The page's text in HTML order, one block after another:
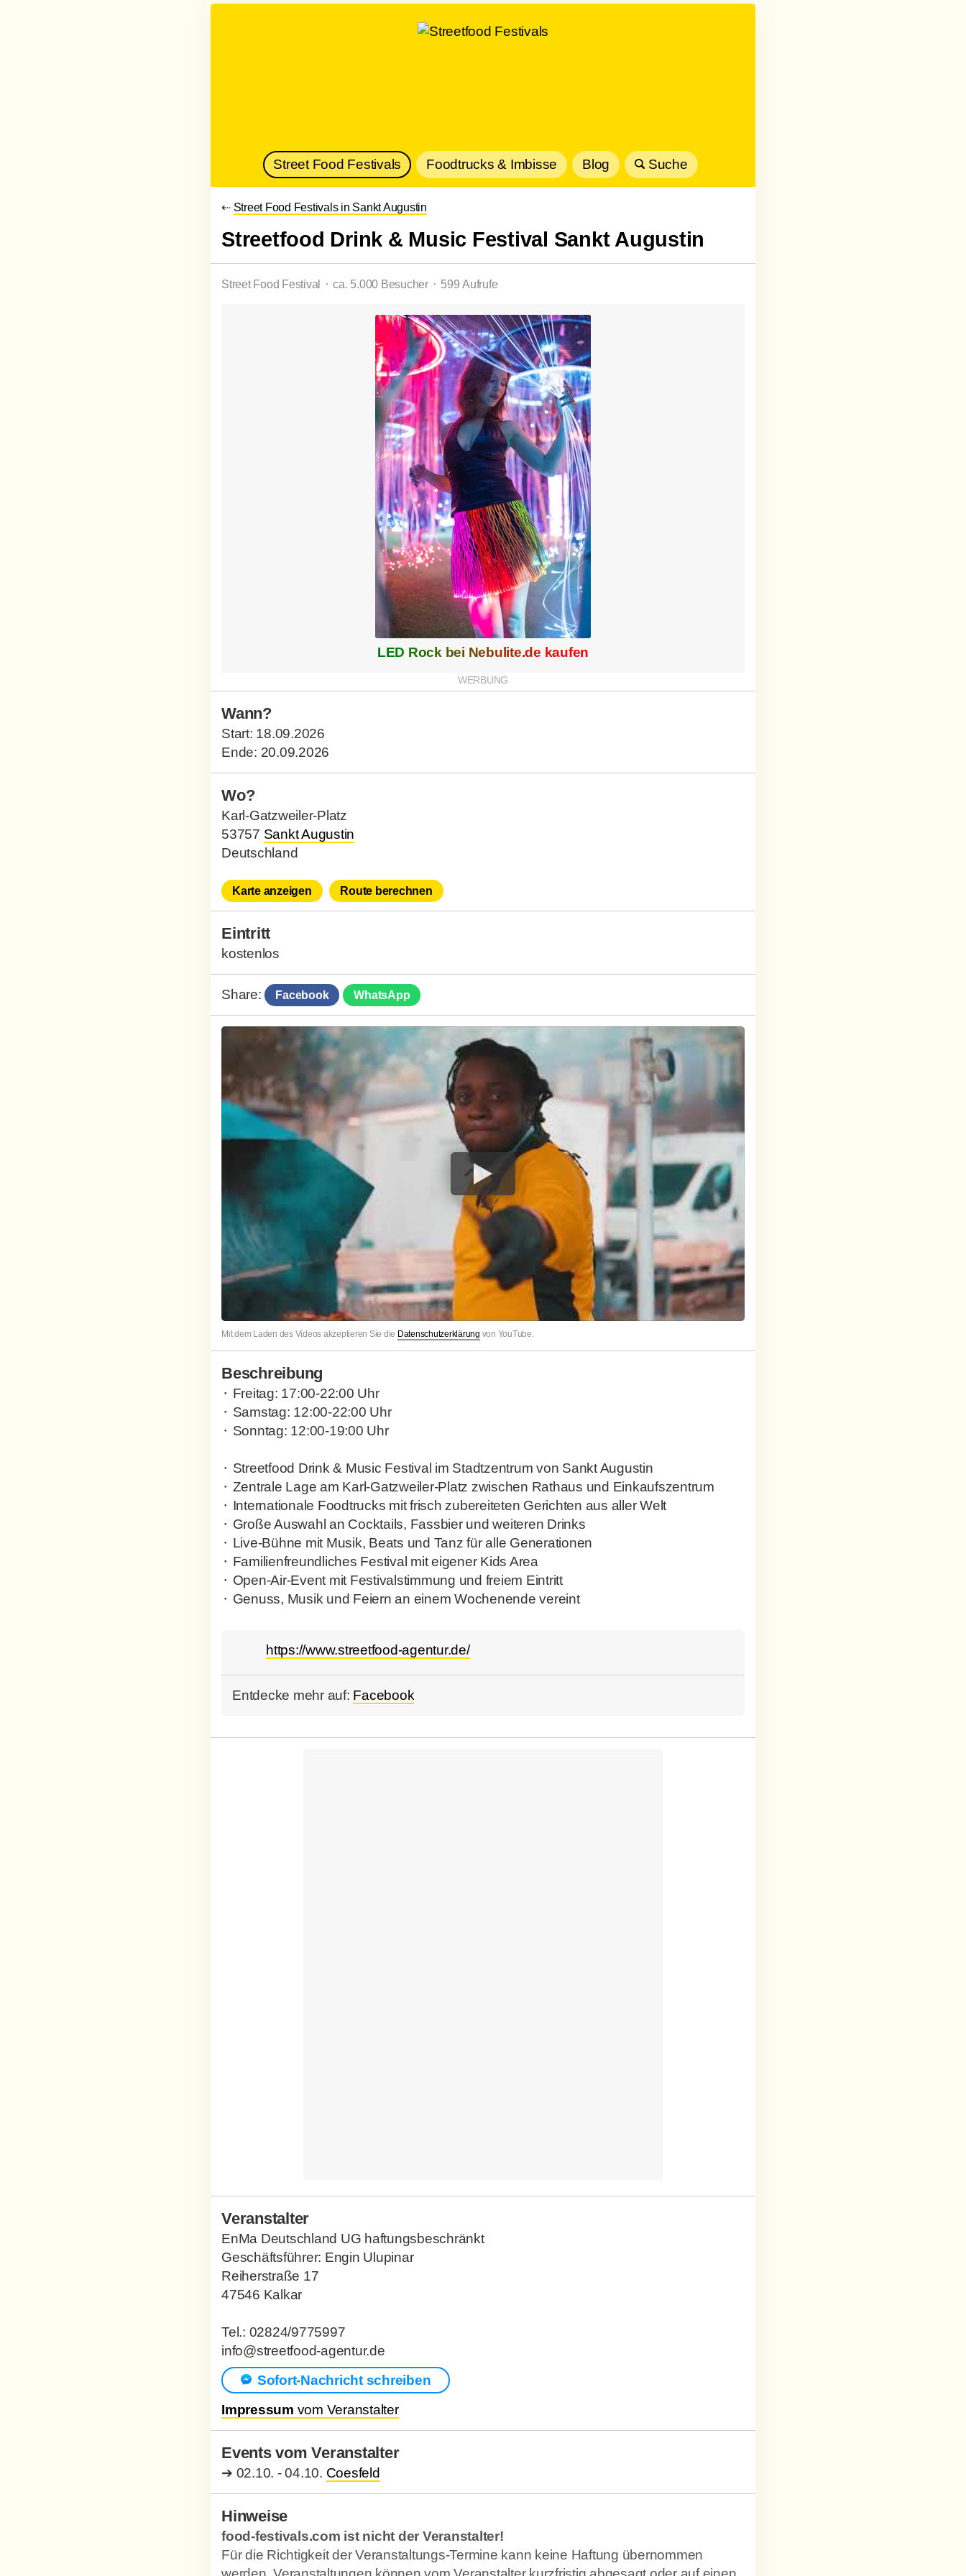
Street Food Festivals Foodtrucks & Imbisse Blog Suche
⇠ Street Food Festivals in Sankt Augustin
Streetfood Drink & Music Festival Sankt Augustin
Street Food Festival ⬝ ca. 5.000 Besucher ⬝ 599 Aufrufe
LED Rock bei Nebulite.de kaufen
Wann?
Start: 18.09.2026
Ende: 20.09.2026
Wo?
Karl-Gatzweiler-Platz
53757 Sankt Augustin
Deutschland
Karte anzeigen Route berechnen
Eintritt
kostenlos
Share: Facebook WhatsApp
Mit dem Laden des Videos akzeptieren Sie die Datenschutzerklärung von YouTube.
Beschreibung
⬝ Freitag: 17:00-22:00 Uhr
⬝ Samstag: 12:00-22:00 Uhr
⬝ Sonntag: 12:00-19:00 Uhr
⬝ Streetfood Drink & Music Festival im Stadtzentrum von Sankt Augustin
⬝ Zentrale Lage am Karl-Gatzweiler-Platz zwischen Rathaus und Einkaufszentrum
⬝ Internationale Foodtrucks mit frisch zubereiteten Gerichten aus aller Welt
⬝ Große Auswahl an Cocktails, Fassbier und weiteren Drinks
⬝ Live-Bühne mit Musik, Beats und Tanz für alle Generationen
⬝ Familienfreundliches Festival mit eigener Kids Area
⬝ Open-Air-Event mit Festivalstimmung und freiem Eintritt
⬝ Genuss, Musik und Feiern an einem Wochenende vereint
https://www.streetfood-agentur.de/
Entdecke mehr auf: Facebook
Veranstalter
EnMa Deutschland UG haftungsbeschränkt
Geschäftsführer: Engin Ulupinar
Reiherstraße 17
47546 Kalkar
Tel.: 02824/9775997
info@streetfood-agentur.de
Sofort-Nachricht schreiben
Impressum vom Veranstalter
Events vom Veranstalter
➔ 02.10. - 04.10. Coesfeld
Hinweise
food-festivals.com ist nicht der Veranstalter!
Für die Richtigkeit der Veranstaltungs-Termine kann keine Haftung übernommen